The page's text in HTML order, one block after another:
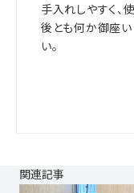
手入れしやすく、
後とも何か御座
い。
関連記事